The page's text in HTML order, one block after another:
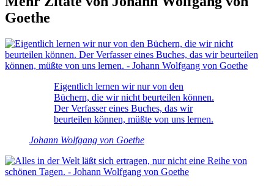
Goethe
Eigentlich lernen wir nur von den
Büchern, die wir nicht beurteilen können.
Der Verfasser eines Buches, das wir
beurteilen können, müßte von uns lernen.
Johann Wolfgang von Goethe